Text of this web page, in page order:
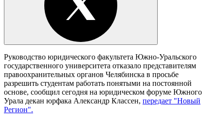
Руководство юридического факультета Южно-Уральского
государственного университета отказало представителям
правоохранительных органов Челябинска в просьбе
разрешить студентам работать понятыми на постоянной
основе, сообщил сегодня на юридическом форуме Южного
Урала декан юрфака Александр Классен, передает "Новый
Регион".